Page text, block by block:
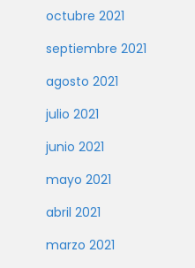
octubre 2021
septiembre 2021
agosto 2021
julio 2021
junio 2021
mayo 2021
abril 2021
marzo 2021